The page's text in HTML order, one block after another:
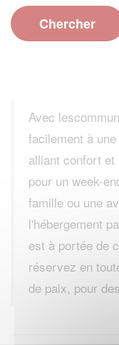
Chercher
Avec
facilement à
alliant confort
pour un week-
famille ou une
l'hébergement
est à portée de
réservez en
de paix, pour